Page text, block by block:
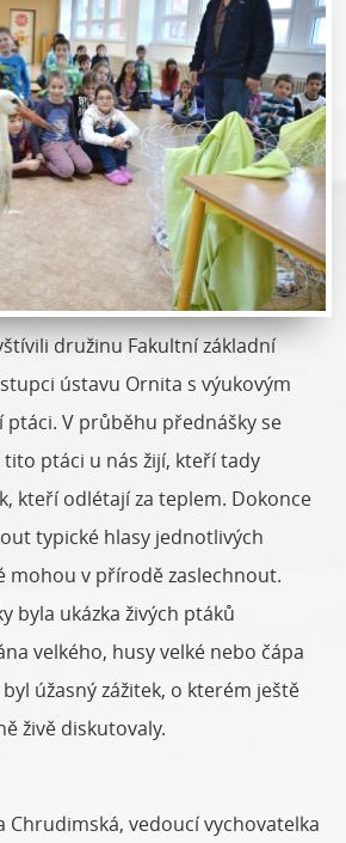
družinu Fakultní základní
ústavu Ornita s výukovým
V průběhu přednášky se
tito ptáci u nás žijí, kteří tady
kteří odlétají za teplem. Dokonce
typické hlasy jednotlivých
mohou v přírodě zaslechnout.
byla ukázka živých ptáků
velkého, husy velké nebo čápa
úžasný zážitek, o kterém ještě
živě diskutovaly.
Chrudimská, vedoucí vychovatelka